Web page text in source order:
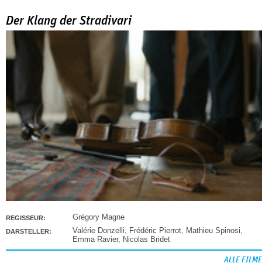
Der Klang der Stradivari
REGISSEUR: Grégory Magne
DARSTELLER: Valérie Donzelli, Frédéric Pierrot, Mathieu Spinosi,
Emma Ravier, Nicolas Bridet
ALLE FILME